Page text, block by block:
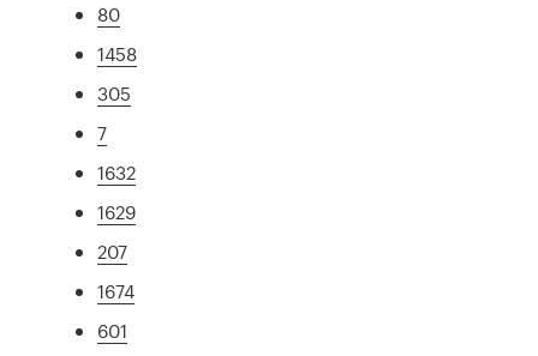
80
1458
305
7
1632
1629
207
1674
601